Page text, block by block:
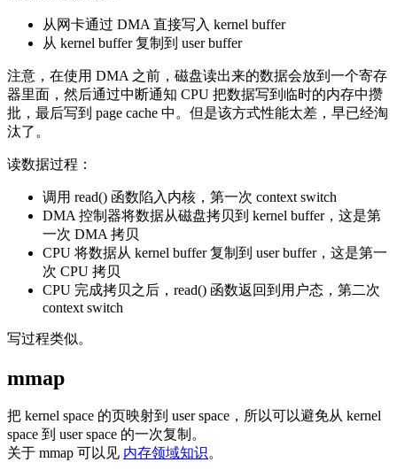
从网卡通过 DMA 直接写入 kernel buffer
从 kernel buffer 复制到 user buffer
注意，在使用 DMA 之前，磁盘读出来的数据会放到一个寄存
器里面，然后通过中断通知 CPU 把数据写到临时的内存中攒
批，最后写到 page cache 中。但是该方式性能太差，早已经淘
汰了。
读数据过程：
调用 read() 函数陷入内核，第一次 context switch
DMA 控制器将数据从磁盘拷贝到 kernel buffer，这是第
一次 DMA 拷贝
CPU 将数据从 kernel buffer 复制到 user buffer，这是第一
次 CPU 拷贝
CPU 完成拷贝之后，read() 函数返回到用户态，第二次
context switch
写过程类似。
mmap
把 kernel space 的页映射到 user space，所以可以避免从 kernel
space 到 user space 的一次复制。
关于 mmap 可以见 内存领域知识。